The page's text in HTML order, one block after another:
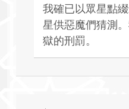
我確已以眾星點
星供惡魔們猜測
獄的刑罰。